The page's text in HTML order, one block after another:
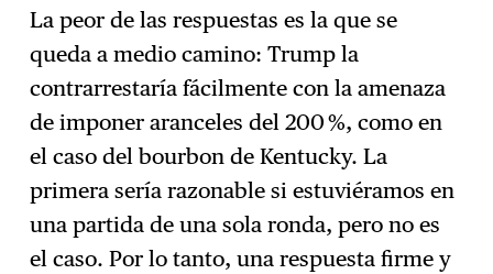
La peor de las respuestas es la que se
queda a medio camino: Trump la
contrarrestaría fácilmente con la amenaza
de imponer aranceles del 200 %, como en
el caso del bourbon de Kentucky. La
primera sería razonable si estuviéramos en
una partida de una sola ronda, pero no es
el caso. Por lo tanto, una respuesta firme y